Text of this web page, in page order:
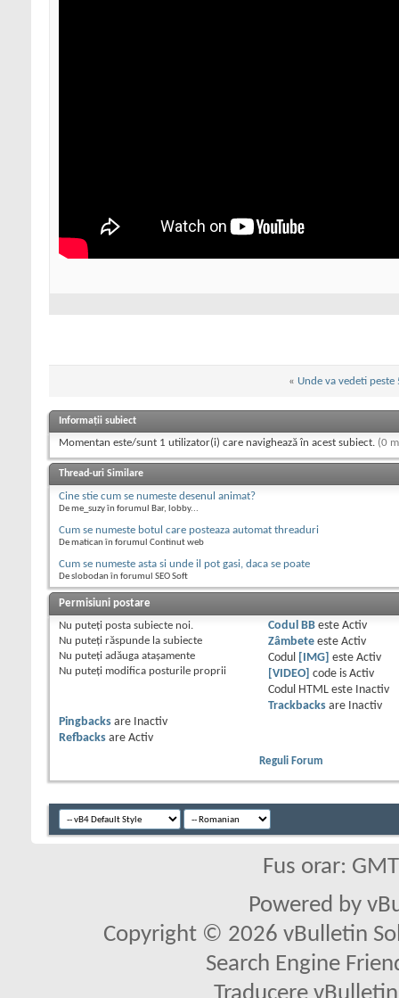
« Unde va vedeti peste
Informații subiect
Momentan este/sunt 1 utilizator(i) care navighează în acest subiect. (0
Thread-uri Similare
Cine stie cum se numeste desenul animat?
De me_suzy în forumul Bar, lobby...
Cum se numeste botul care posteaza automat threaduri
De matican în forumul Continut web
Cum se numeste asta si unde il pot gasi, daca se poate
De slobodan în forumul SEO Soft
Permisiuni postare
Nu puteţi posta subiecte noi.
Nu puteţi răspunde la subiecte
Nu puteţi adăuga ataşamente
Nu puteţi modifica posturile proprii
Codul BBeste Activ
Zâmbeteeste Activ
Codul
[IMG] este Activ
[VIDEO]
code is Activ
Codul HTML este
Inactiv
Trackbacksare
Inactiv
Pingbacks are
Inactiv
Refbacks are Activ
Reguli Forum
Fus orar:
Powered by
Copyright © 2026 vBulletin
Search Engine